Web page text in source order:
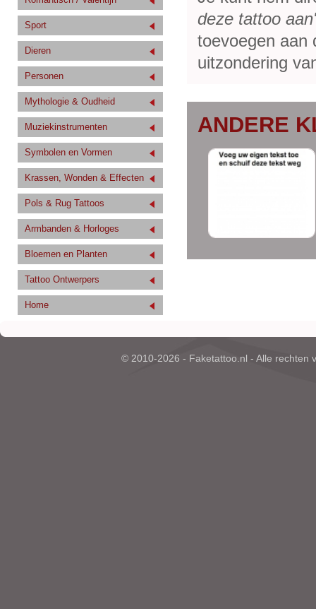
Sport
Dieren
Personen
Mythologie & Oudheid
Muziekinstrumenten
Symbolen en Vormen
Krassen, Wonden & Effecten
Pols & Rug Tattoos
Armbanden & Horloges
Bloemen en Planten
Tattoo Ontwerpers
Home
deze tattoo
toevoegen aan
uitzondering
ANDERE
© 2010-2026 - Faketattoo.nl - Alle rechten